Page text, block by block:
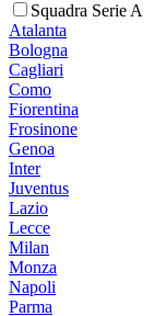
Squadra Serie A
Atalanta
Bologna
Cagliari
Como
Fiorentina
Frosinone
Genoa
Inter
Juventus
Lazio
Lecce
Milan
Monza
Napoli
Parma